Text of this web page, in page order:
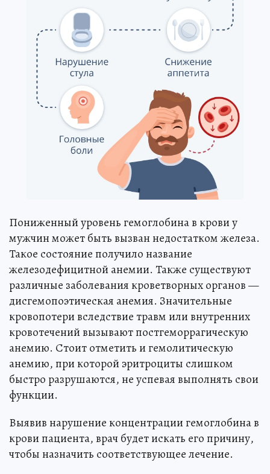
Пониженный уровень гемоглобина в крови у
мужчин может быть вызван недостатком железа.
Такое состояние получило название
железодефицитной анемии. Также существуют
различные заболевания кроветворных органов —
дисгемопоэтическая анемия. Значительные
кровопотери вследствие травм или внутренних
кровотечений вызывают постгеморрагическую
анемию. Стоит отметить и гемолитическую
анемию, при которой эритроциты слишком
быстро разрушаются, не успевая выполнять свои
функции.
Выявив нарушение концентрации гемоглобина в
крови пациента, врач будет искать его причину,
чтобы назначить соответствующее лечение.